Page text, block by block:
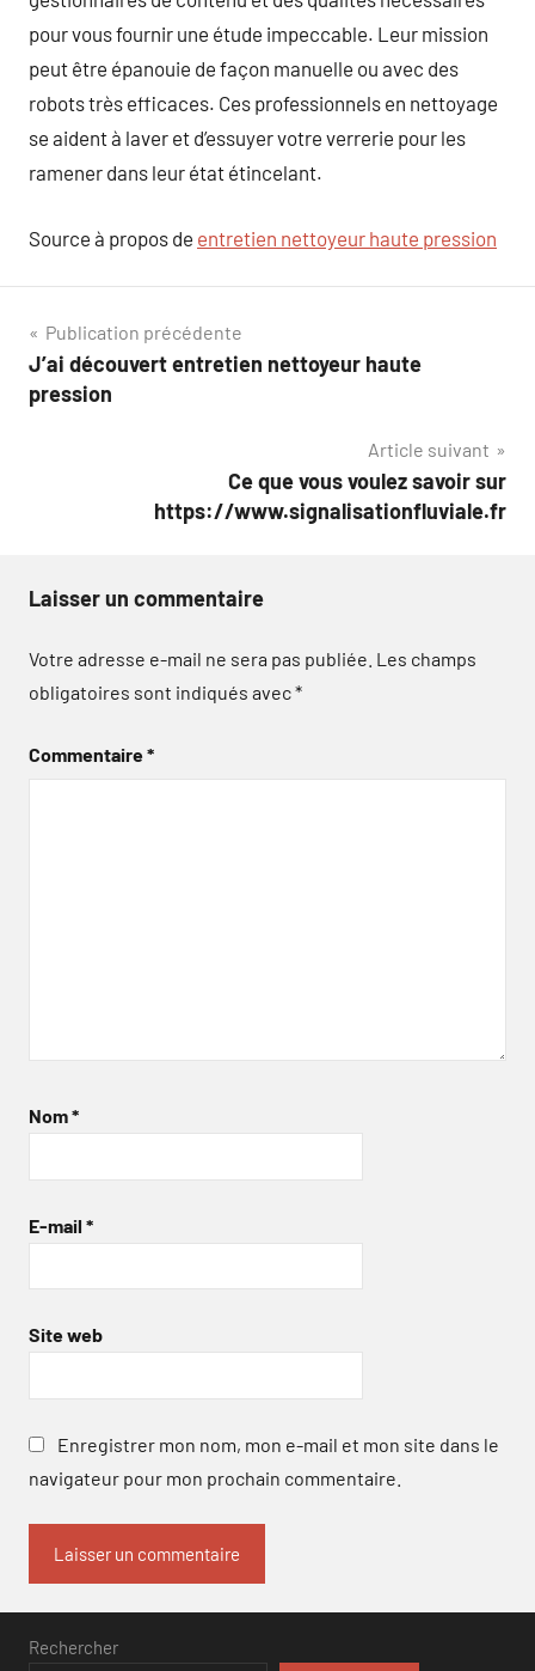
pour vous fournir une étude impeccable. Leur mission
peut être épanouie de façon manuelle ou avec des
robots très efficaces. Ces professionnels en nettoyage
se aident à laver et d’essuyer votre verrerie pour les
ramener dans leur état étincelant.
Source à propos de entretien nettoyeur haute pression
Navigation
de
Publication précédente
J’ai découvert entretien nettoyeur haute
pression
Article suivant
Ce que vous voulez savoir sur
https://www.signalisationfluviale.fr
Laisser un commentaire
Votre adresse e-mail ne sera pas publiée. Les champs
obligatoires sont indiqués avec*
Commentaire*
Nom*
E-mail *
Site web
Enregistrer mon nom, mon e-mail et mon site dans le
navigateur pour mon prochain commentaire.
Rechercher